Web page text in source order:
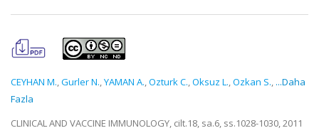
CEYHAN M.,Gurler N.,YAMAN A.,Ozturk C.,Oksuz L.,Ozkan S., ...Daha
Fazla
CLINICAL AND VACCINE IMMUNOLOGY, cilt.18, sa.6, ss.1028-1030, 2011